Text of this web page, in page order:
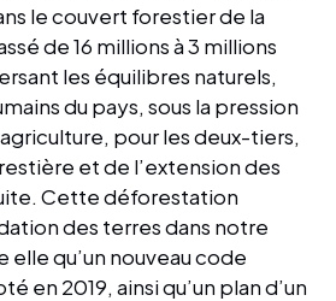
le couvert forestier de la
de 16 millions à 3 millions
les équilibres naturels,
du pays, sous la pression
pour les deux-tiers,
et de l’extension des
Cette déforestation
des terres dans notre
elle qu’un nouveau code
en 2019, ainsi qu’un plan d’un